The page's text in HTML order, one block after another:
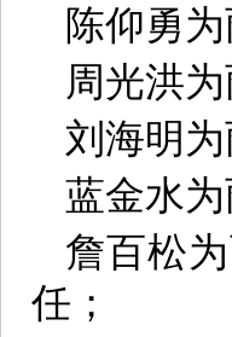
陈仰勇
周光洪
刘海明
蓝金水
詹百松
任；